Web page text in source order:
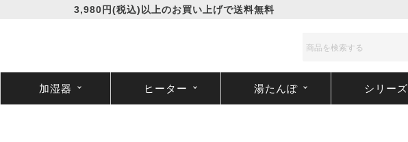
3,980円(税込)以上のお買い上げで送料無料
加湿器 ヒーター 湯たんぽ シリーズ